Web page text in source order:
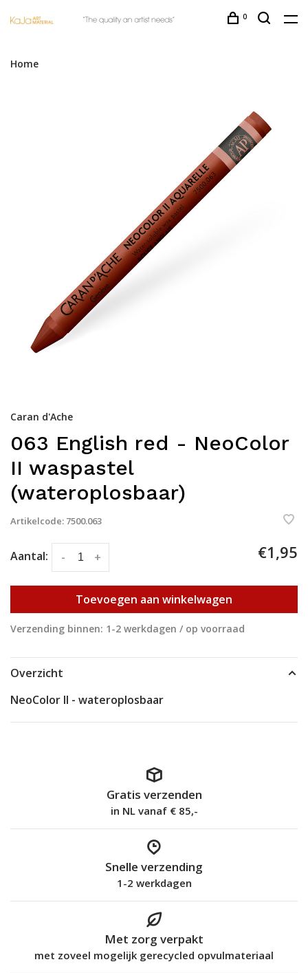
0
Home
Caran d'Ache
063 English red - NeoColor
II waspastel
(wateroplosbaar)
Artikelcode: 7500.063
Aantal: +
- €1,95
Toevoegen aan winkelwagen
Verzending binnen: 1-2 werkdagen / op voorraad
Overzicht
NeoColor II - wateroplosbaar
Gratis verzenden
in NL vanaf € 85,-
Snelle verzending
1-2 werkdagen
Met zorg verpakt
met zoveel mogelijk gerecycled opvulmateriaal